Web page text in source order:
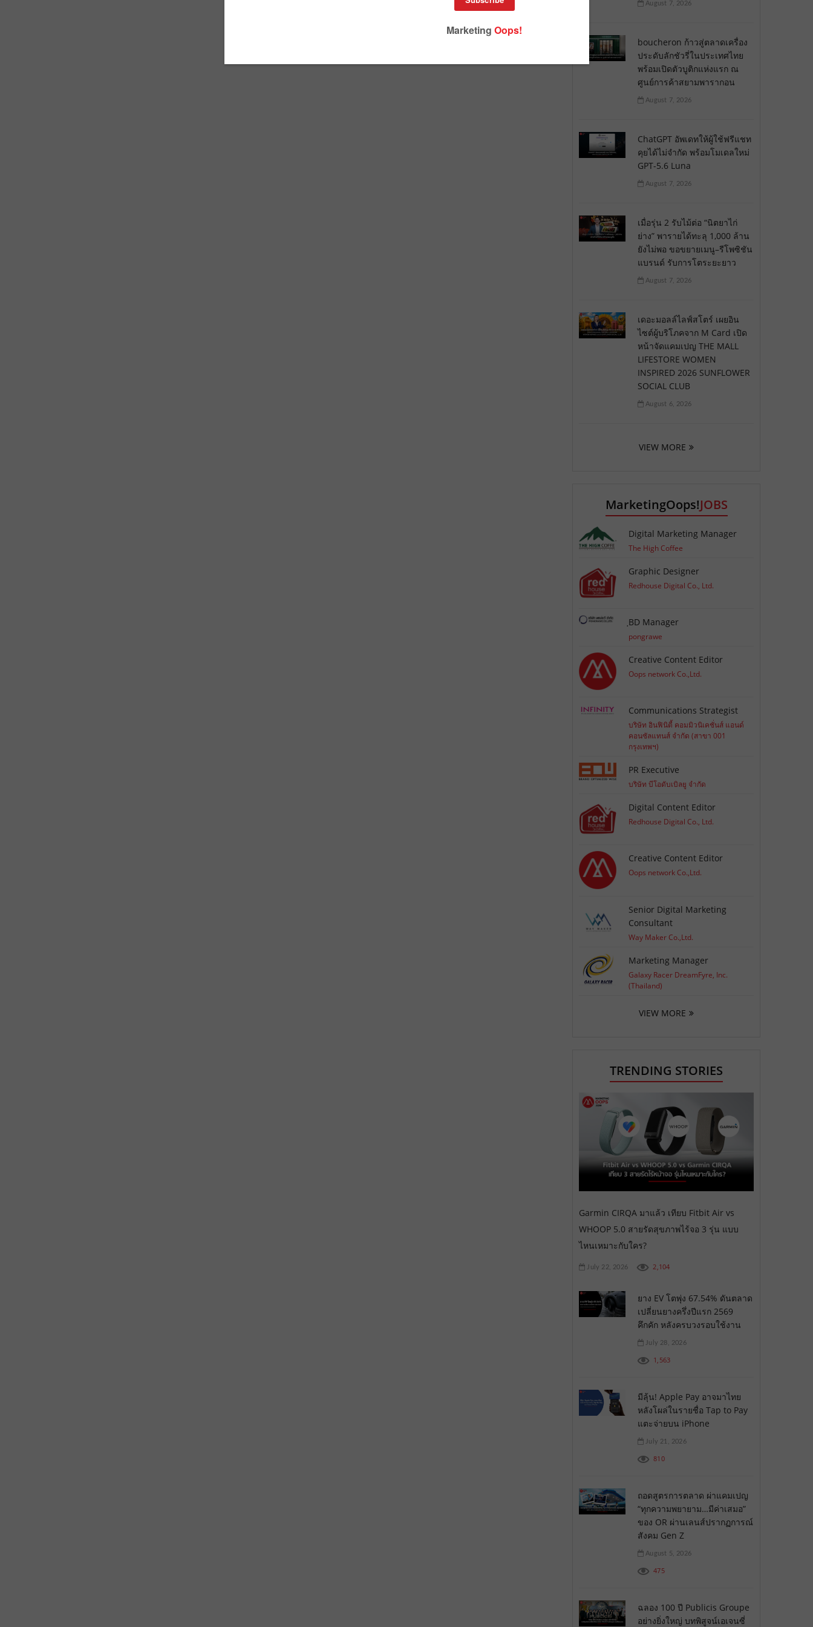
August 7, 2026
boucheron ก้าวสู่ตลาดเครื่อง
ประดับลักชัวรี่ในประเทศไทย
พร้อมเปิดตัวบูติกแห่งแรก ณ
ศูนย์การค้าสยามพารากอน
August 7, 2026
ChatGPT อัพเดทให้ผู้ใช้ฟรีแชท
คุยได้ไม่จำกัด พร้อมโมเดลใหม่
GPT-5.6 Luna
August 7, 2026
เมื่อรุ่น 2 รับไม้ต่อ “นิตยาไก่
ย่าง” พารายได้ทะลุ 1,000 ล้าน
ยังไม่พอ ขอขยายเมนู–รีโพซิชัน
แบรนด์ รับการโตระยะยาว
August 7, 2026
เดอะมอลล์ไลฟ์สโตร์ เผยอิน
ไซต์ผู้บริโภคจาก M Card เปิด
หน้าจัดแคมเปญ THE MALL
LIFESTORE WOMEN
INSPIRED 2026 SUNFLOWER
SOCIAL CLUB
August 6, 2026
VIEW MORE
MarketingOops!JOBS
Digital Marketing Manager
The High Coffee
Graphic Designer
Redhouse Digital Co., Ltd.
ฺBD Manager
pongrawe
Creative Content Editor
Oops network Co.,Ltd.
Communications Strategist
บริษัท อินฟินิตี้ คอมมิวนิเคชั่นส์ แอนด์
คอนซัลแทนส์ จำกัด (สาขา 001
กรุงเทพฯ)
PR Executive
บริษัท บีโอดับเบิลยู จำกัด
Digital Content Editor
Redhouse Digital Co., Ltd.
Creative Content Editor
Oops network Co.,Ltd.
Senior Digital Marketing
Consultant
Way Maker Co.,Ltd.
Marketing Manager
Galaxy Racer DreamFyre, Inc.
(Thailand)
VIEW MORE
TRENDING STORIES
Garmin CIRQA มาแล้ว เทียบ Fitbit Air vs
WHOOP 5.0 สายรัดสุขภาพไร้จอ 3 รุ่น แบบ
ไหนเหมาะกับใคร?
July 22, 2026 2,104
ยาง EV โตพุ่ง 67.54% ดันตลาด
เปลี่ยนยางครึ่งปีแรก 2569
คึกคัก หลังครบวงรอบใช้งาน
July 28, 2026
1,563
มีลุ้น! Apple Pay อาจมาไทย
หลังโผล่ในรายชื่อ Tap to Pay
แตะจ่ายบน iPhone
July 21, 2026
810
ถอดสูตรการตลาด ผ่าแคมเปญ
“ทุกความพยายาม…มีค่าเสมอ”
ของ OR ผ่านเลนส์ปรากฏการณ์
สังคม Gen Z
August 5, 2026
475
ฉลอง 100 ปี Publicis Groupe
อย่างยิ่งใหญ่ บทพิสูจน์เอเจนซี่